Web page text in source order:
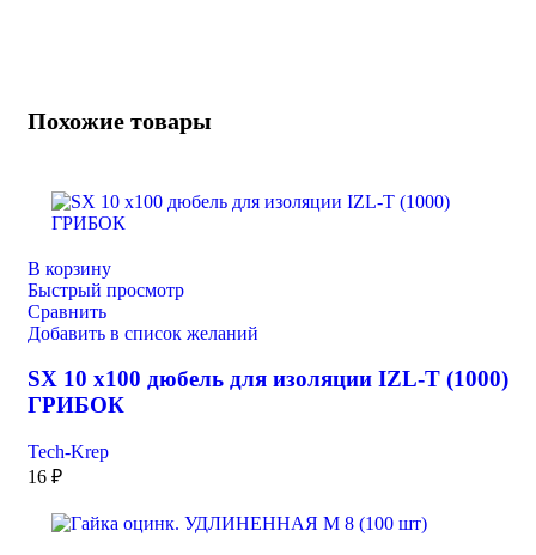
Похожие товары
В корзину
Быстрый просмотр
Сравнить
Добавить в список желаний
SX 10 х100 дюбель для изоляции IZL-T (1000)
ГРИБОК
Tech-Krep
16 ₽